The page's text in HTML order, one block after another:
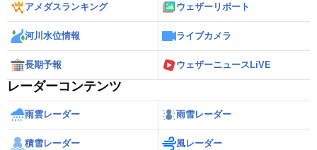
アメダスランキング ウェザーリポート
河川水位情報 ライブカメラ
長期予報 ウェザーニュースLiVE
レーダーコンテンツ
雨雲レーダー 雨雪レーダー
積雪レーダー 風レーダー